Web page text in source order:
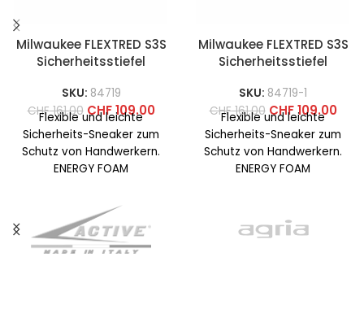
Milwaukee FLEXTRED S3S
Sicherheitsstiefel
SKU: 84719
CHF161.00 CHF109.00
Flexible und leichte
Sicherheits-Sneaker zum
Schutz von Handwerkern.
ENERGY FOAM
überlegene
Energierückgabe und
maximalen Komfort. STEP-
RELEASE-Ferse für
Milwaukee FLEXTRED S3S
Sicherheitsstiefel
SKU: 84719-1
CHF161.00 CHF109.00
Flexible und leichte
Sicherheits-Sneaker zum
Schutz von Handwerkern.
ENERGY FOAM
Energierückgabe und
maximalen Komfort. STEP-